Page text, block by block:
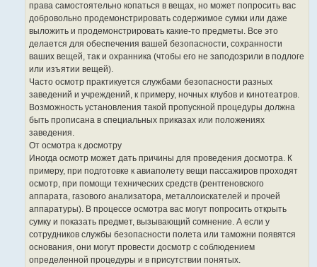
права самостоятельно копаться в вещах, но может попросить вас
добровольно продемонстрировать содержимое сумки или даже
выложить и продемонстрировать какие-то предметы. Все это
делается для обеспечения вашей безопасности, сохранности
ваших вещей, так и охранника (чтобы его не заподозрили в подлоге
или изъятии вещей).
Часто осмотр практикуется службами безопасности разных
заведений и учреждений, к примеру, ночных клубов и кинотеатров.
Возможность установления такой пропускной процедуры должна
быть прописана в специальных приказах или положениях
заведения.
От осмотра к досмотру
Иногда осмотр может дать причины для проведения досмотра. К
примеру, при подготовке к авиаполету вещи пассажиров проходят
осмотр, при помощи технических средств (рентгеновского
аппарата, газового анализатора, металлоискателей и прочей
аппаратуры). В процессе осмотра вас могут попросить открыть
сумку и показать предмет, вызывающий сомнение. А если у
сотрудников службы безопасности полета или таможни появятся
основания, они могут провести досмотр с соблюдением
определенной процедуры и в присутствии понятых.